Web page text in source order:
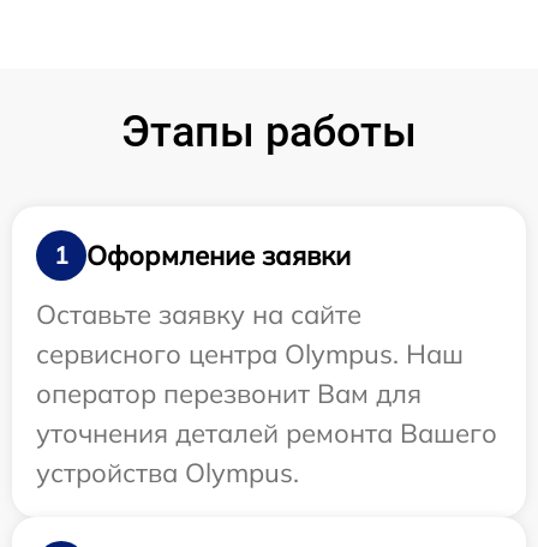
Этапы работы
1
Оформление заявки
Оставьте заявку на сайте
сервисного центра Olympus. Наш
оператор перезвонит Вам для
уточнения деталей ремонта Вашего
устройства Olympus.